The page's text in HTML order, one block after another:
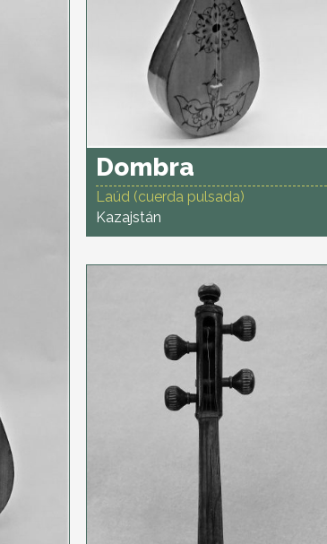
Dombra
Laúd (cuerda pulsada)
Kazajstán